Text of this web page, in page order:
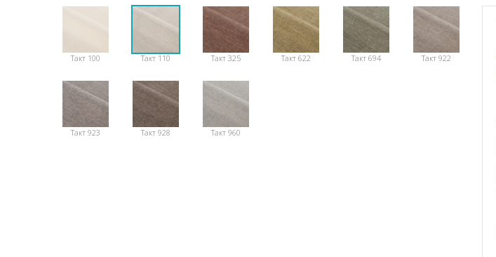
Такт 100 Такт 110 Такт 325 Такт 622 Такт 694 Такт 922
Такт 923 Такт 928 Такт 960